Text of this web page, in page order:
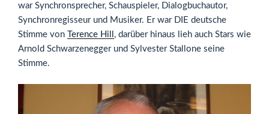
war Synchronsprecher, Schauspieler, Dialogbuchautor,
Synchronregisseur und Musiker. Er war DIE deutsche
Stimme von Terence Hill , darüber hinaus lieh auch Stars wie
Arnold Schwarzenegger und Sylvester Stallone seine
Stimme.